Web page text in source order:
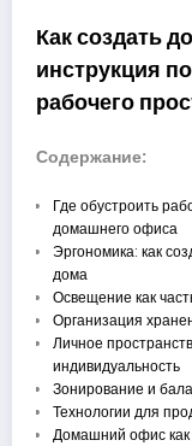
Как создать
инструкция
рабочего
Содержание:
Где обустроить
домашнего офиса
Эргономика: как
дома
Освещение как
Организация
Личное
индивидуальность
Зонирование и
Технологии для
Домашний офис как